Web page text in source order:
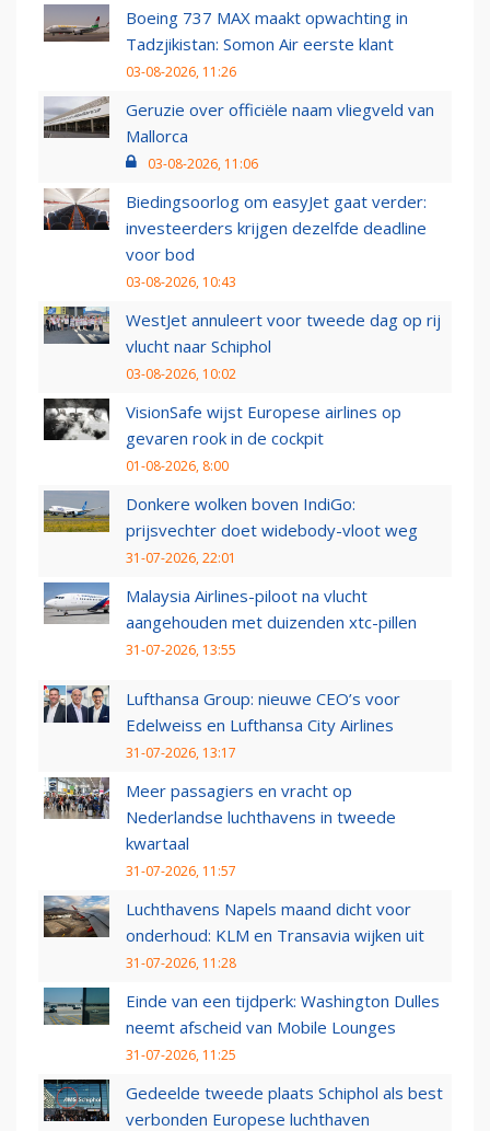
Boeing 737 MAX maakt opwachting in
Tadzjikistan: Somon Air eerste klant
03-08-2026, 11:26
Geruzie over officiële naam vliegveld van
Mallorca
03-08-2026, 11:06
Biedingsoorlog om easyJet gaat verder:
investeerders krijgen dezelfde deadline
voor bod
03-08-2026, 10:43
WestJet annuleert voor tweede dag op rij
vlucht naar Schiphol
03-08-2026, 10:02
VisionSafe wijst Europese airlines op
gevaren rook in de cockpit
01-08-2026, 8:00
Donkere wolken boven IndiGo:
prijsvechter doet widebody-vloot weg
31-07-2026, 22:01
Malaysia Airlines-piloot na vlucht
aangehouden met duizenden xtc-pillen
31-07-2026, 13:55
Lufthansa Group: nieuwe CEO’s voor
Edelweiss en Lufthansa City Airlines
31-07-2026, 13:17
Meer passagiers en vracht op
Nederlandse luchthavens in tweede
kwartaal
31-07-2026, 11:57
Luchthavens Napels maand dicht voor
onderhoud: KLM en Transavia wijken uit
31-07-2026, 11:28
Einde van een tijdperk: Washington Dulles
neemt afscheid van Mobile Lounges
31-07-2026, 11:25
Gedeelde tweede plaats Schiphol als best
verbonden Europese luchthaven